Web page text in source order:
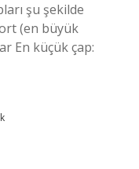
şu şekilde
(en büyük
En küçük çap: